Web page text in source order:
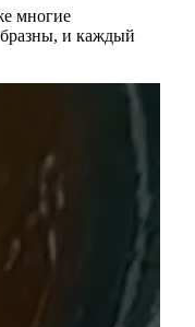
многие
и каждый